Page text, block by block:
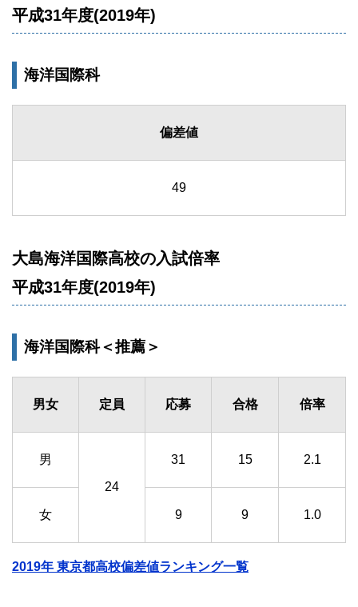
平成31年度(2019年)
海洋国際科
偏差値
49
大島海洋国際高校の入試倍率
平成31年度(2019年)
海洋国際科＜推薦＞
男女 定員 応募 合格 倍率
男
24
31 15 2.1
女 9 9 1.0
2019年 東京都高校偏差値ランキング一覧